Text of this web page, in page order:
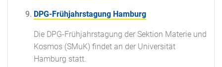
DPG-Frühjahrstagung Hamburg
Die DPG-Frühjahrstagung der Sektion Materie und
Kosmos (SMuK) findet an der Universität
Hamburg statt.